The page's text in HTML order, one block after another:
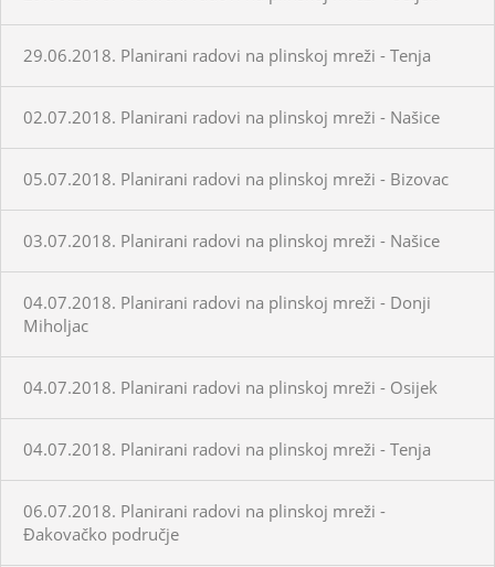
29.06.2018. Planirani radovi na plinskoj mreži - Tenja
02.07.2018. Planirani radovi na plinskoj mreži - Našice
05.07.2018. Planirani radovi na plinskoj mreži - Bizovac
03.07.2018. Planirani radovi na plinskoj mreži - Našice
04.07.2018. Planirani radovi na plinskoj mreži - Donji
Miholjac
04.07.2018. Planirani radovi na plinskoj mreži - Osijek
04.07.2018. Planirani radovi na plinskoj mreži - Tenja
06.07.2018. Planirani radovi na plinskoj mreži -
Đakovačko područje